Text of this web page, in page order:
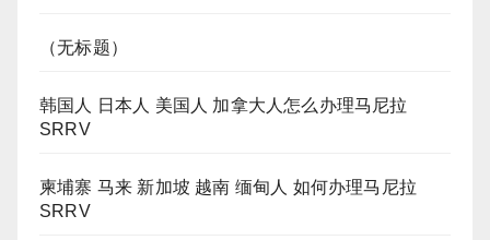
（无标题）
韩国人 日本人 美国人 加拿大人怎么办理马尼拉
SRRV
柬埔寨 马来 新加坡 越南 缅甸人 如何办理马尼拉
SRRV